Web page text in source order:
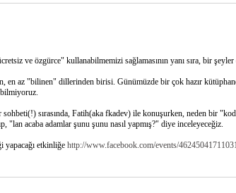
ve özgürce" kullanabilmemizi sağlamasının yanı sıra, bir
en az "bilinen" dillerinden birisi. Günümüzde bir çok hazır
sırasında, Fatih(aka fkadev) ile konuşurken, neden bir
acaba adamlar şunu şunu nasıl yapmış?" diye inceleyeceğiz.
yapacağı etkinliğe http://www.facebook.com/events/